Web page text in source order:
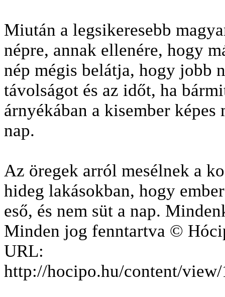
Miután a legsikeresebb
népre, annak ellenére, hogy
nép mégis belátja, hogy jobb
távolságot és az időt, ha
árnyékában a kisember
nap.
Az öregek arról mesélnek a
hideg lakásokban, hogy
eső, és nem süt a nap.
Minden jog fenntartva ©
URL:
http://hocipo.hu/content/view/